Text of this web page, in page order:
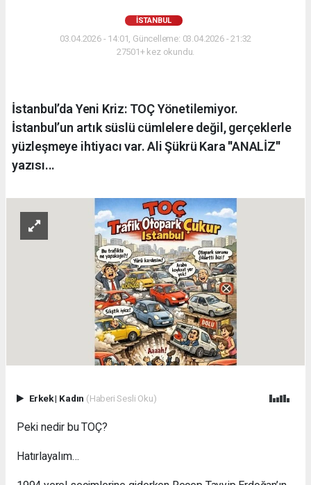
İSTANBUL
03.04.2026 - 14:01, Güncelleme: 03.04.2026 - 21:32
27501+ kez okundu.
İstanbul’da Yeni Kriz: TOÇ Yönetilemiyor.
İstanbul’un artık süslü cümlelere değil, gerçeklerle
yüzleşmeye ihtiyacı var. Ali Şükrü Kara ''ANALİZ''
yazısı...
Erkek| Kadın (Haberi Sesli Oku)
Peki nedir bu TOÇ?
Hatırlayalım…